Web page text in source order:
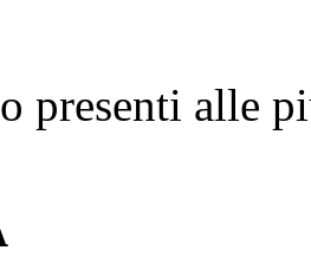
presenti alle